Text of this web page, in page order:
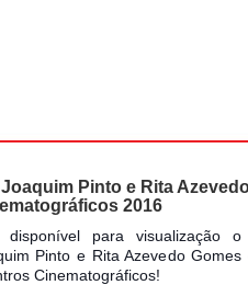
Pinto e Rita
2016
para visualização
Pinto e Rita Azevedo
Cinematográficos!